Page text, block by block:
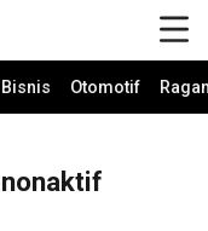
Otomotif